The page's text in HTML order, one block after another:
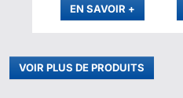
EN SAVOIR PLUS
+
VOIR PLUS DE PRODUITS